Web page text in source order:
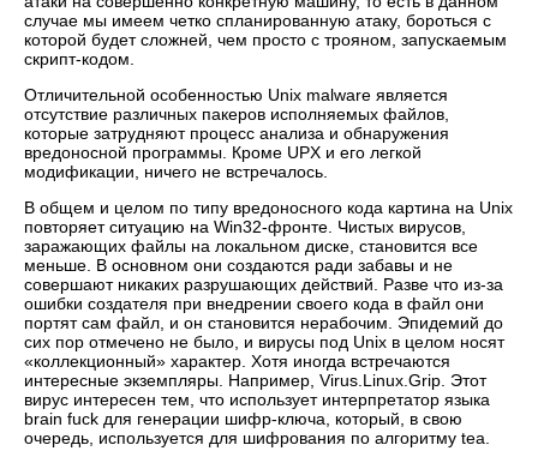
случае мы имеем четко спланированную атаку, бороться с
которой будет сложней, чем просто с трояном, запускаемым
скрипт-кодом.
Отличительной особенностью Unix malware является
отсутствие различных пакеров исполняемых файлов,
которые затрудняют процесс анализа и обнаружения
вредоносной программы. Кроме UPX и его легкой
модификации, ничего не встречалось.
В общем и целом по типу вредоносного кода картина на Unix
повторяет ситуацию на Win32-фронте. Чистых вирусов,
заражающих файлы на локальном диске, становится все
меньше. В основном они создаются ради забавы и не
совершают никаких разрушающих действий. Разве что из-за
ошибки создателя при внедрении своего кода в файл они
портят сам файл, и он становится нерабочим. Эпидемий до
сих пор отмечено не было, и вирусы под Unix в целом носят
«коллекционный» характер. Хотя иногда встречаются
интересные экземпляры. Например, Virus.Linux.Grip. Этот
вирус интересен тем, что использует интерпретатор языка
brain fuck для генерации шифр-ключа, который, в свою
очередь, используется для шифрования по алгоритму tea.